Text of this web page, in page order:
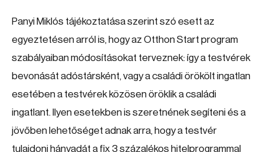
Panyi Miklós tájékoztatása szerint szó esett az
egyeztetésen arról is, hogy az Otthon Start program
szabályaiban módosításokat terveznek: így a testvérek
bevonását adóstársként, vagy a családi örökölt ingatlan
esetében a testvérek közösen öröklik a családi
ingatlant. Ilyen esetekben is szeretnének segíteni és a
jövőben lehetőséget adnak arra, hogy a testvér
tulajdoni hányadát a fix 3 százalékos hitelprogrammal